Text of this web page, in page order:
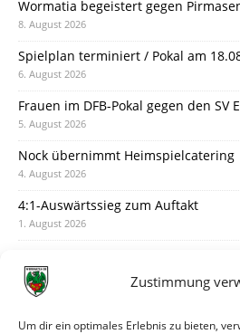
Zustimmung
Um dir ein optimales Erlebnis zu bieten,
Wormatia begeistert gegen
8. August 2026
Spielplan terminiert / Pokal am
6. August 2026
Frauen im DFB-Pokal gegen den SV
5. August 2026
Nock übernimmt Heimspielcatering
4. August 2026
4:1-Auswärtssieg zum Auftakt
1. August 2026
31. Juli 2026
30. Juli 2026